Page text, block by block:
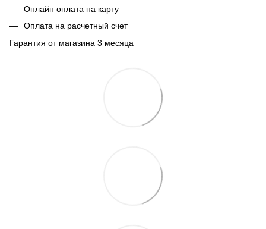
Онлайн оплата на карту
Оплата на расчетный счет
Гарантия от магазина 3 месяца